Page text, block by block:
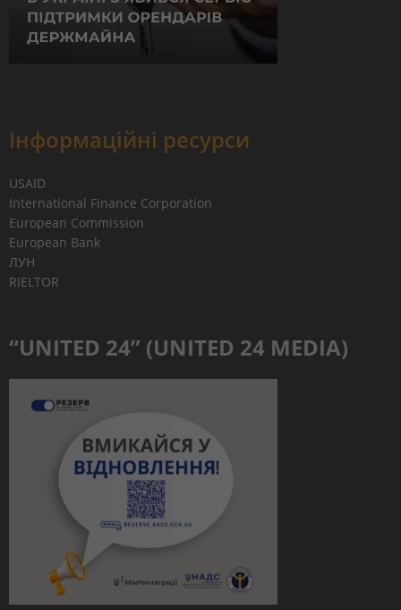
Інформаційні ресурси
USAID
International Finance Corporation
European Commission
European Bank
ЛУН
RIELTOR
“UNITED 24” (UNITED 24 MEDIA)